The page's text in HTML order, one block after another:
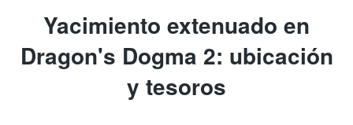
Yacimiento extenuado en
Dragon's Dogma 2: ubicación
y tesoros